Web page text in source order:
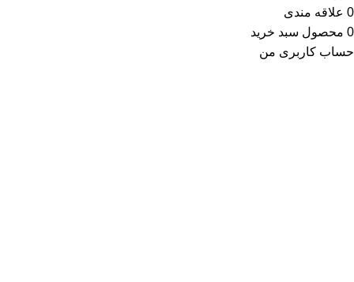
0 علاقه مندی
0 محصول سبد خرید
حساب کاربری من